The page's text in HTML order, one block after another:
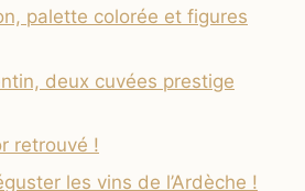
palette colorée et figures
deux cuvées prestige
retrouvé !
les vins de l’Ardèche !